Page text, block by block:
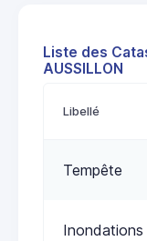
Liste des
AUSSILLON
Libellé
Tempête